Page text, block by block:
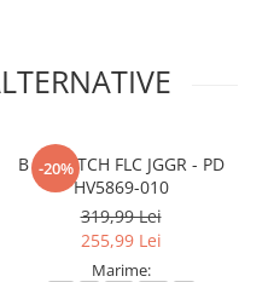
-20%
B NSW TCH FLC JGGR - PD
HV5869-010
319,99 Lei
255,99 Lei
Marime: